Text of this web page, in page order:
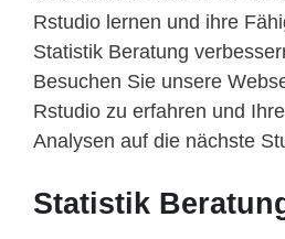
Rstudio lernen und ihre
Statistik Beratung
Besuchen Sie unsere
Rstudio zu erfahren und
Analysen auf die nächste
Statistik